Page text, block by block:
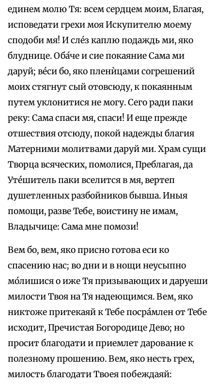
единем молю Тя: всем сердцем моим, Благая,
исповедати грехи моя Искупителю моему
сподоби мя! И сле́з каплю подаждь ми, яко
блуднице. Оба́че и сие покаяние Сама ми
даруй; ве́си бо, яко пленѝцами согрешений
моих стягнут сый отовсюду, к покаянным
путем уклонитися не могу. Сего ради паки
реку: Сама спаси мя, спаси! И еще прежде
отшествия отсюду, покой надежды благия
Матерними молитвами даруй ми. Храм сущи
Творца всяческих, помолися, Преблагая, да
Уте́шитель паки вселится в мя, вертеп
душетленных разбойников бывша. Иныя
помощи, разве Тебе, воистину не имам,
Владычице: Сама мне помози!
Вем бо, вем, яко присно готова еси ко
спасению нас; во дни и в нощи неусыпно
мо́лишися о иже Тя призывающих и даруеши
милости Твоя на Тя надеющимся. Вем, яко
никтоже притекаяй к Тебе посра́млен от Тебе
исходит, Пречистая Богородице Дево; но
просит благодати и приемлет дарование к
полезному прошению. Вем, яко несть грех,
милость благодати Твоея побеждаяй: